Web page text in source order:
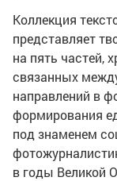
Коллекция
представляет
на пять частей,
связанных
направлений в
формирования
под знаменем
в годы Великой